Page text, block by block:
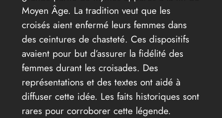
Moyen Âge. La tradition veut que les
croisés aient enfermé leurs femmes dans
des ceintures de chasteté. Ces dispositifs
avaient pour but d’assurer la fidélité des
femmes durant les croisades. Des
représentations et des textes ont aidé à
diffuser cette idée. Les faits historiques sont
rares pour corroborer cette légende.